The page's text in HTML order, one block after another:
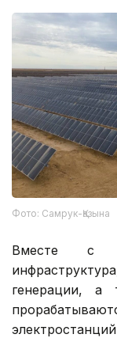
Фото: Самрук-Қазына
Вместе с
генерации, а